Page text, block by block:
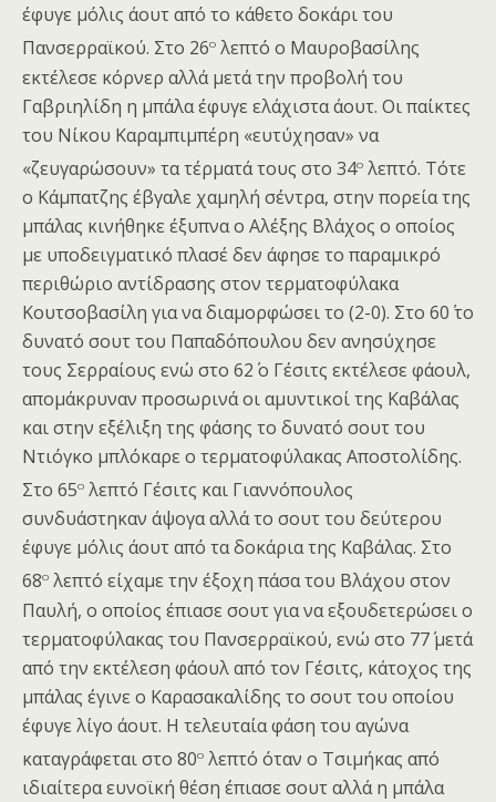
έφυγε μόλις άουτ από το κάθετο δοκάρι του
Πανσερραϊκού. Στο 26ο λεπτό ο Μαυροβασίλης
εκτέλεσε κόρνερ αλλά μετά την προβολή του
Γαβριηλίδη η μπάλα έφυγε ελάχιστα άουτ. Οι παίκτες
του Νίκου Καραμπιμπέρη «ευτύχησαν» να
«ζευγαρώσουν» τα τέρματά τους στο 34ο λεπτό. Τότε
ο Κάμπατζης έβγαλε χαμηλή σέντρα, στην πορεία της
μπάλας κινήθηκε έξυπνα ο Αλέξης Βλάχος ο οποίος
με υποδειγματικό πλασέ δεν άφησε το παραμικρό
περιθώριο αντίδρασης στον τερματοφύλακα
Κουτσοβασίλη για να διαμορφώσει το (2-0). Στο 60΄ το
δυνατό σουτ του Παπαδόπουλου δεν ανησύχησε
τους Σερραίους ενώ στο 62΄ ο Γέσιτς εκτέλεσε φάουλ,
απομάκρυναν προσωρινά οι αμυντικοί της Καβάλας
και στην εξέλιξη της φάσης το δυνατό σουτ του
Ντιόγκο μπλόκαρε ο τερματοφύλακας Αποστολίδης.
Στο 65ο λεπτό Γέσιτς και Γιαννόπουλος
συνδυάστηκαν άψογα αλλά το σουτ του δεύτερου
έφυγε μόλις άουτ από τα δοκάρια της Καβάλας. Στο
68ο λεπτό είχαμε την έξοχη πάσα του Βλάχου στον
Παυλή, ο οποίος έπιασε σουτ για να εξουδετερώσει ο
τερματοφύλακας του Πανσερραϊκού, ενώ στο 77΄ μετά
από την εκτέλεση φάουλ από τον Γέσιτς, κάτοχος της
μπάλας έγινε ο Καρασακαλίδης το σουτ του οποίου
έφυγε λίγο άουτ. Η τελευταία φάση του αγώνα
καταγράφεται στο 80ο λεπτό όταν ο Τσιμήκας από
ιδιαίτερα ευνοϊκή θέση έπιασε σουτ αλλά η μπάλα